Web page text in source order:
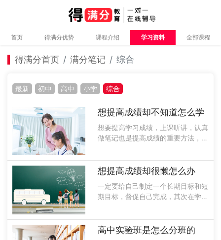
首页 得满分优势 课程介绍 学习资料 全部课程
得满分首页 满分笔记 综合
最新 初中 高中 小学 综合
想提高成绩却不知道怎么学
想要提高学习成绩，上课听讲，认真
做笔记也是提高成绩的重要方法，在
识，进行查缺补漏，而且大家一定要
多做一些练习题，并且在题后进行总
补，并且将......
想提高成绩却很懒怎么办
一定要给自己制定一个长期目标和短
期目标，督促自己完成，其次在学习
可以和身边的人能互相督促，共同进
高中实验班是怎么分班的